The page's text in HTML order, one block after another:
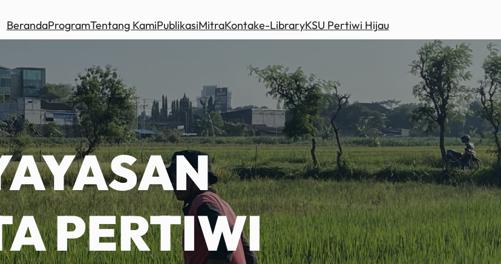
BerandaProgramTentang KamiPublikasiMitraKontake-LibraryKSU Pertiwi Hijau
PERTIWI